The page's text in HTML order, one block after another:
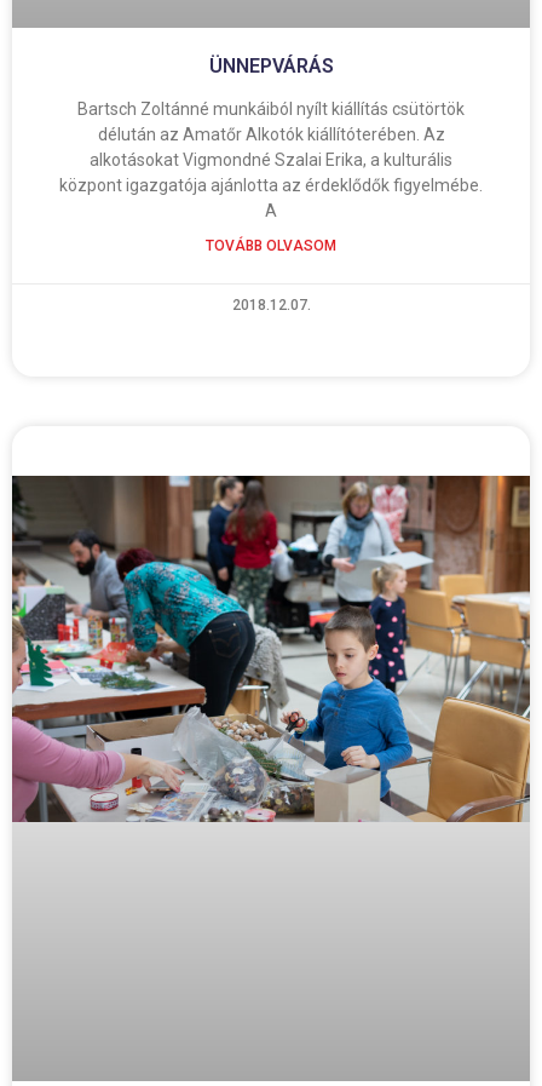
ÜNNEPVÁRÁS
Bartsch Zoltánné munkáiból nyílt kiállítás csütörtök
délután az Amatőr Alkotók kiállítóterében. Az
alkotásokat Vigmondné Szalai Erika, a kulturális
központ igazgatója ajánlotta az érdeklődők figyelmébe.
A
TOVÁBB OLVASOM
2018.12.07.